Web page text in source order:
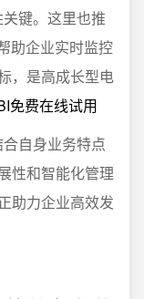
键。这里也推
助企业实时监控
，是高成长型电
免费在线试用
自身业务特点
性和智能化管理
助力企业高效发